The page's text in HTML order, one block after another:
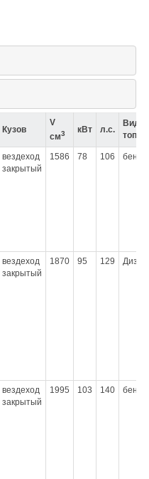
Кузов
V
см3 кВт л.с.
Вид
вездеход
закрытый
1586 78 106
вездеход
закрытый
1870 95 129
вездеход
закрытый
1995 103 140